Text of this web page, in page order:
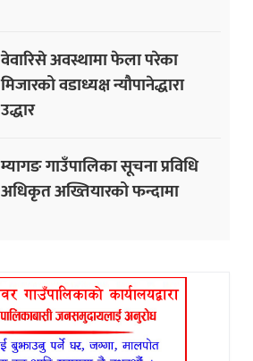
वेवारिसे अवस्थामा फेला परेका
मिजारको वडाध्यक्ष न्यौपानेद्धारा
उद्धार
म्यागङ गाउँपालिका सूचना प्रविधि
अधिकृत अख्तियारको फन्दामा